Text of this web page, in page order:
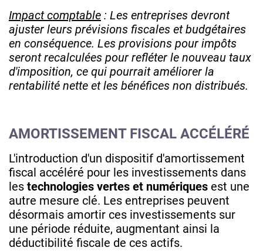
Impact comptable : Les entreprises devront
ajuster leurs prévisions fiscales et budgétaires
en conséquence. Les provisions pour impôts
seront recalculées pour refléter le nouveau taux
d'imposition, ce qui pourrait améliorer la
rentabilité nette et les bénéfices non distribués.
AMORTISSEMENT FISCAL ACCÉLÉRÉ
L'introduction d'un dispositif d'amortissement
fiscal accéléré pour les investissements dans
les technologies vertes et numériques est une
autre mesure clé. Les entreprises peuvent
désormais amortir ces investissements sur
une période réduite, augmentant ainsi la
déductibilité fiscale de ces actifs.